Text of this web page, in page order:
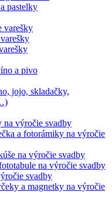
pastelky
varešky
a pivo
jojo, skladačky,
na výročie svadby
a fotorámiky na výročie
na výročie svadby
na výročie svadby
svadby
a magnetky na výročie